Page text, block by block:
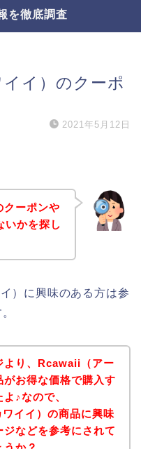
を徹底調査
イ）のクーポ
2021年5月12日
ーポンや
いかを探し
）に興味のある方は参
より、Rcawaii（アー
がお得な価格で購入す
♪なので、
イイ）の商品に興味
などを参考にされて